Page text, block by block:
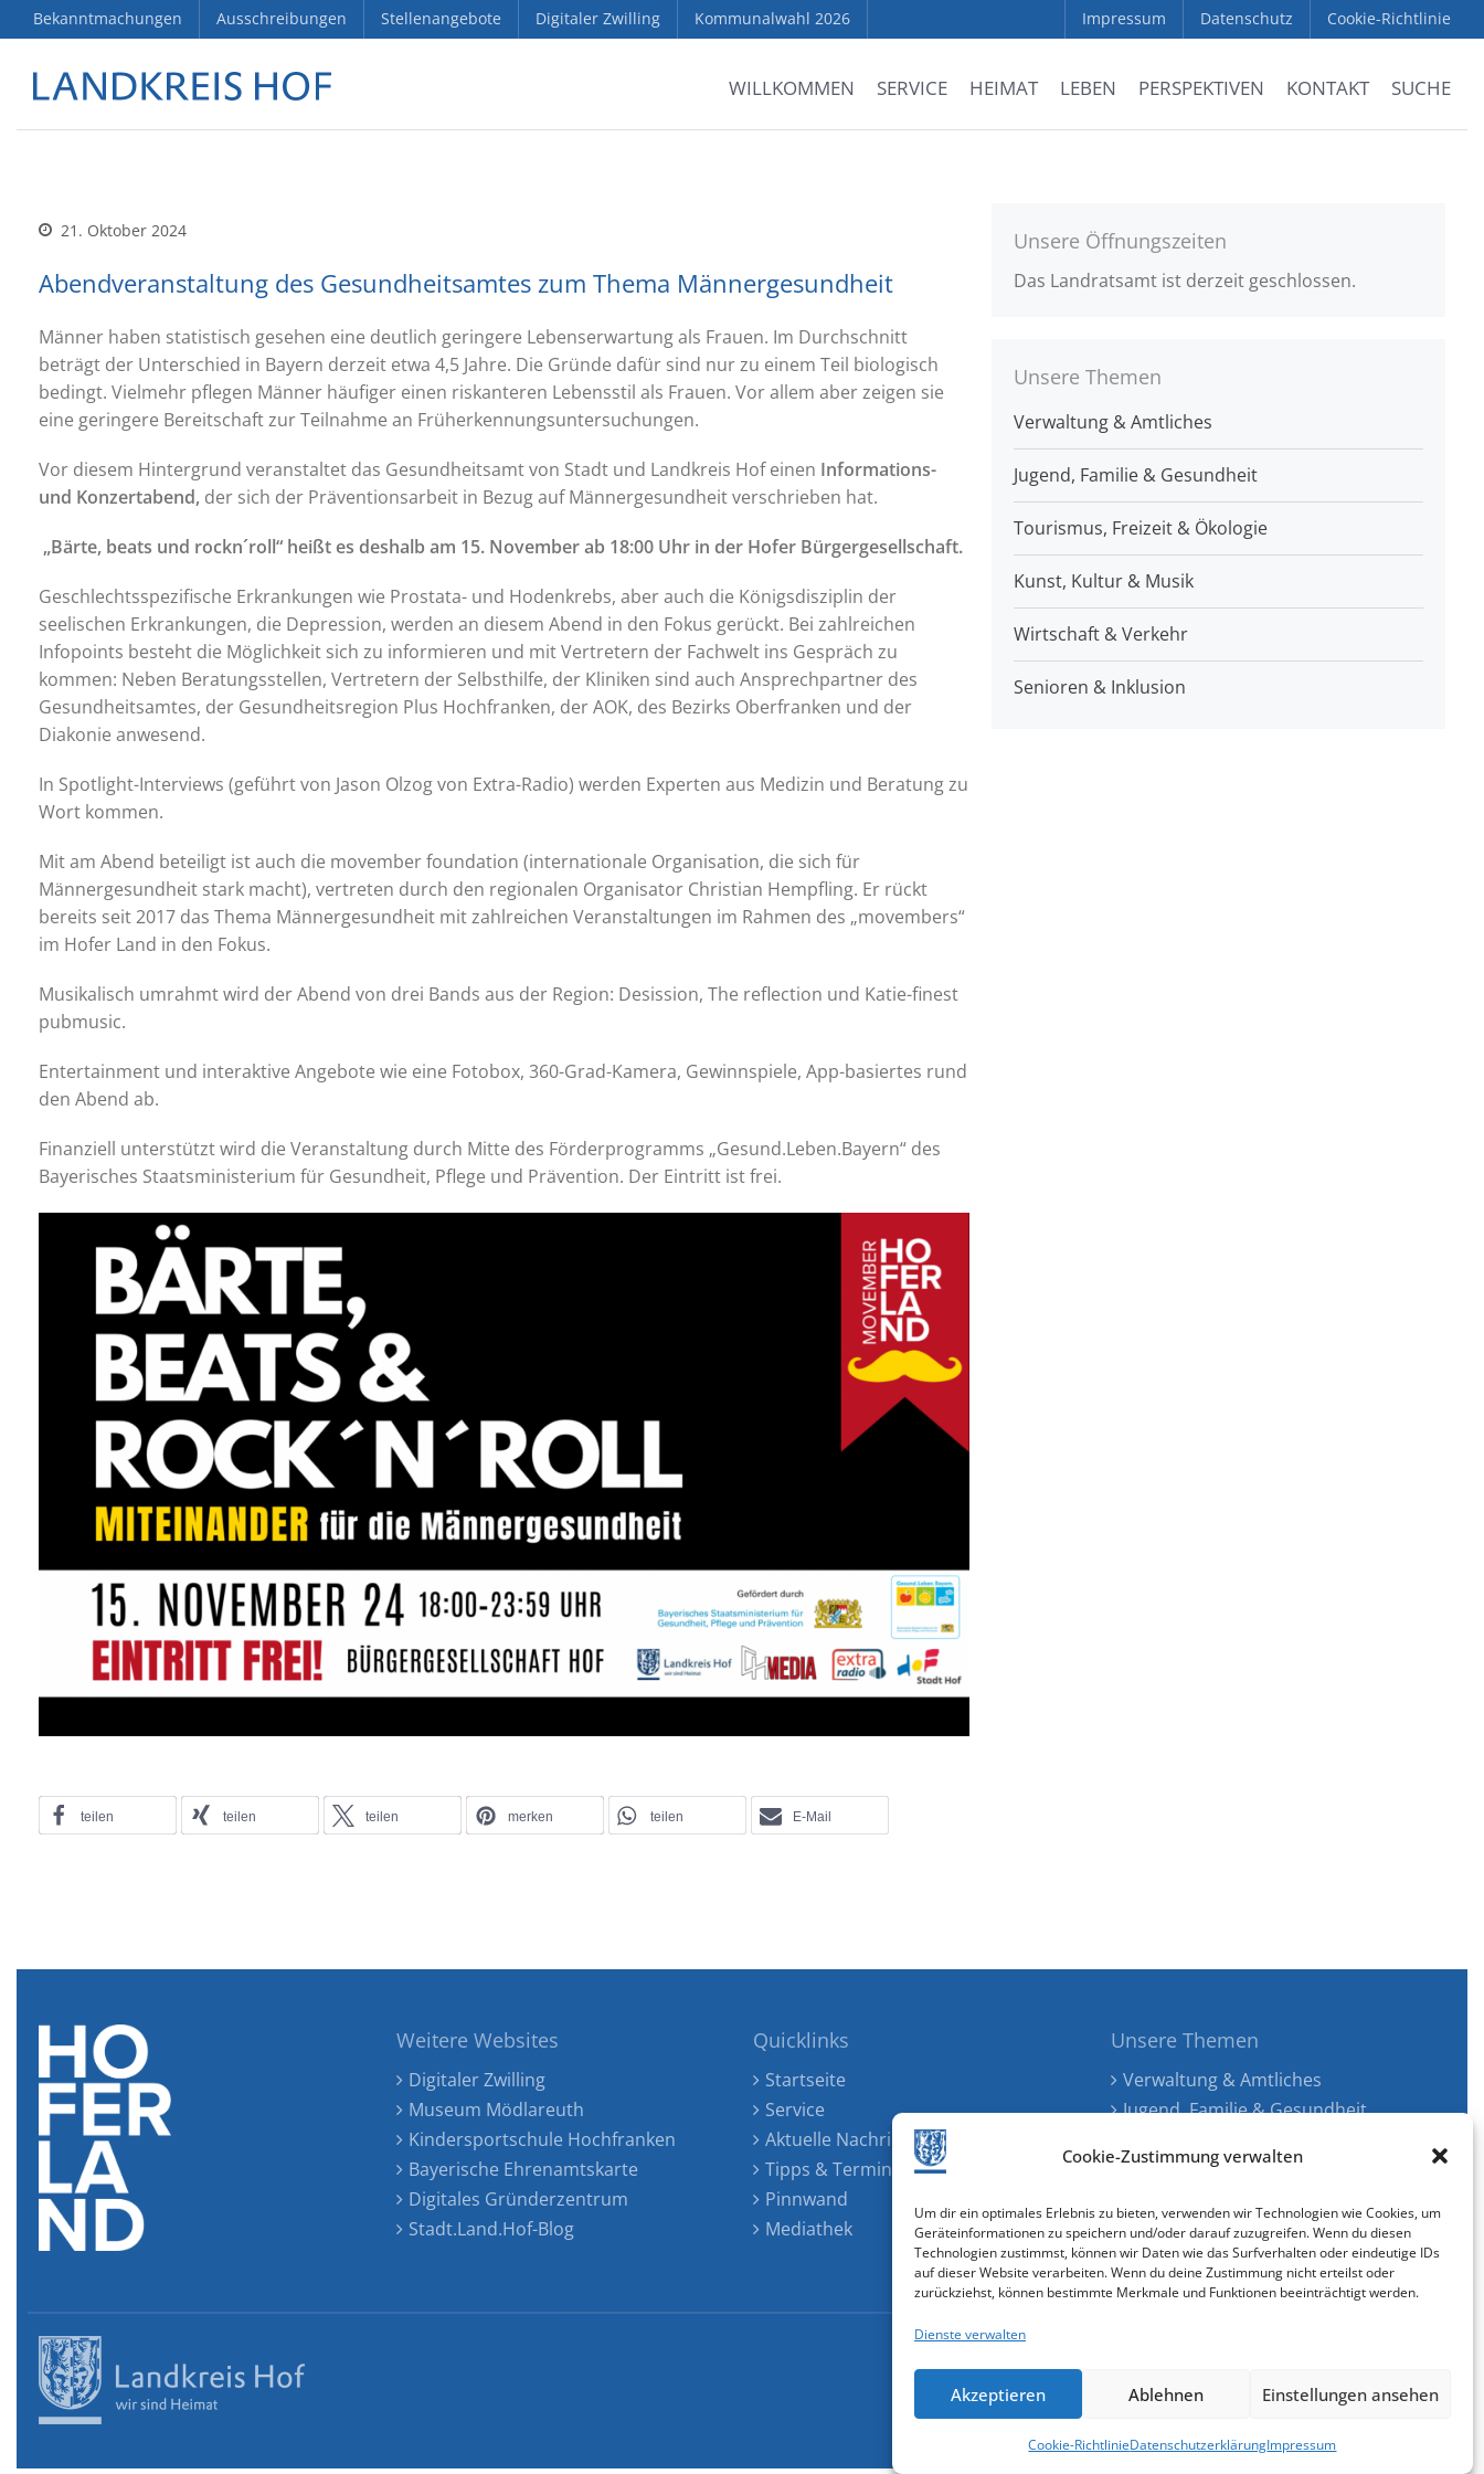
Cookie-Zustimmung verwalten
Um dir ein optimales Erlebnis zu bieten, verwenden wir Technologien wie Cookies, um
Geräteinformationen zu speichern und/oder darauf zuzugreifen. Wenn du diesen
Technologien zustimmst, können wir Daten wie das Surfverhalten oder eindeutige IDs
auf dieser Website verarbeiten. Wenn du deine Zustimmung nicht erteilst oder
zurückziehst, können bestimmte Merkmale und Funktionen beeinträchtigt werden.
Dienste verwalten
Akzeptieren Ablehnen Einstellungen ansehen
Cookie-RichtlinieDatenschutzerklärungImpressum
Bekanntmachungen Ausschreibungen Stellenangebote Digitaler Zwilling Kommunalwahl 2026 Impressum Datenschutz Cookie-Richtlinie
WILLKOMMEN SERVICE HEIMAT LEBEN PERSPEKTIVEN KONTAKT SUCHE
21. Oktober 2024
Abendveranstaltung des Gesundheitsamtes zum Thema Männergesundheit
Männer haben statistisch gesehen eine deutlich geringere Lebenserwartung als Frauen. Im Durchschnitt
beträgt der Unterschied in Bayern derzeit etwa 4,5 Jahre. Die Gründe dafür sind nur zu einem Teil biologisch
bedingt. Vielmehr pflegen Männer häufiger einen riskanteren Lebensstil als Frauen. Vor allem aber zeigen sie
eine geringere Bereitschaft zur Teilnahme an Früherkennungsuntersuchungen.
Vor diesem Hintergrund veranstaltet das Gesundheitsamt von Stadt und Landkreis Hof einen Informations-
und Konzertabend, der sich der Präventionsarbeit in Bezug auf Männergesundheit verschrieben hat.
„Bärte, beats und rockn´roll“ heißt es deshalb am 15. November ab 18:00 Uhr in der Hofer Bürgergesellschaft.
Geschlechtsspezifische Erkrankungen wie Prostata- und Hodenkrebs, aber auch die Königsdisziplin der
seelischen Erkrankungen, die Depression, werden an diesem Abend in den Fokus gerückt. Bei zahlreichen
Infopoints besteht die Möglichkeit sich zu informieren und mit Vertretern der Fachwelt ins Gespräch zu
kommen: Neben Beratungsstellen, Vertretern der Selbsthilfe, der Kliniken sind auch Ansprechpartner des
Gesundheitsamtes, der Gesundheitsregion Plus Hochfranken, der AOK, des Bezirks Oberfranken und der
Diakonie anwesend.
In Spotlight-Interviews (geführt von Jason Olzog von Extra-Radio) werden Experten aus Medizin und Beratung zu
Wort kommen.
Mit am Abend beteiligt ist auch die movember foundation (internationale Organisation, die sich für
Männergesundheit stark macht), vertreten durch den regionalen Organisator Christian Hempfling. Er rückt
bereits seit 2017 das Thema Männergesundheit mit zahlreichen Veranstaltungen im Rahmen des „movembers“
im Hofer Land in den Fokus.
Musikalisch umrahmt wird der Abend von drei Bands aus der Region: Desission, The reflection und Katie-finest
pubmusic.
Entertainment und interaktive Angebote wie eine Fotobox, 360-Grad-Kamera, Gewinnspiele, App-basiertes rund
den Abend ab.
Finanziell unterstützt wird die Veranstaltung durch Mitte des Förderprogramms „Gesund.Leben.Bayern“ des
Bayerisches Staatsministerium für Gesundheit, Pflege und Prävention. Der Eintritt ist frei.
teilen teilen teilen merken teilen E-Mail
Unsere Öffnungszeiten
Das Landratsamt ist derzeit geschlossen.
Unsere Themen
Verwaltung & Amtliches
Jugend, Familie & Gesundheit
Tourismus, Freizeit & Ökologie
Kunst, Kultur & Musik
Wirtschaft & Verkehr
Senioren & Inklusion
Weitere Websites
Digitaler Zwilling
Museum Mödlareuth
Kindersportschule Hochfranken
Bayerische Ehrenamtskarte
Digitales Gründerzentrum
Stadt.Land.Hof-Blog
Quicklinks
Startseite
Service
Aktuelle Nachrichten
Tipps & Termine
Pinnwand
Mediathek
Unsere Themen
Verwaltung & Amtliches
Jugend, Familie & Gesundheit
Kunst, Kultur & Musik
Senioren & Inklusion
Cookie-Richtlinie (EU)